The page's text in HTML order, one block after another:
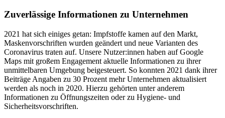
Zuverlässige Informationen zu Unternehmen
2021 hat sich einiges getan: Impfstoffe kamen auf den Markt,
Maskenvorschriften wurden geändert und neue Varianten des
Coronavirus traten auf. Unsere Nutzer:innen haben auf Google
Maps mit großem Engagement aktuelle Informationen zu ihrer
unmittelbaren Umgebung beigesteuert. So konnten 2021 dank ihrer
Beiträge Angaben zu 30 Prozent mehr Unternehmen aktualisiert
werden als noch in 2020. Hierzu gehörten unter anderem
Informationen zu Öffnungszeiten oder zu Hygiene- und
Sicherheitsvorschriften.